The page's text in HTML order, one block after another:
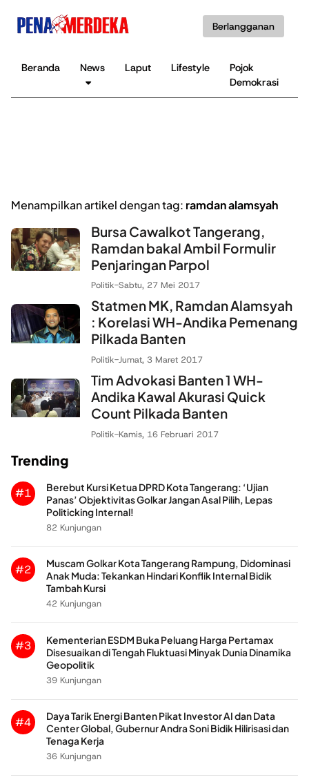
Berlangganan
Beranda News Laput Lifestyle
Pojok
Demokrasi
Menampilkan artikel dengan tag: ramdan alamsyah
Bursa Cawalkot Tangerang,
Ramdan bakal Ambil Formulir
Penjaringan Parpol
Politik-Sabtu, 27 Mei 2017
Statmen MK, Ramdan Alamsyah
: Korelasi WH-Andika Pemenang
Pilkada Banten
Politik-Jumat, 3 Maret 2017
Tim Advokasi Banten 1 WH-
Andika Kawal Akurasi Quick
Count Pilkada Banten
Politik-Kamis, 16 Februari 2017
Trending
#1
Berebut Kursi Ketua DPRD Kota Tangerang: ‘Ujian
Panas’ Objektivitas Golkar Jangan Asal Pilih, Lepas
Politicking Internal!
82 Kunjungan
#2
Muscam Golkar Kota Tangerang Rampung, Didominasi
Anak Muda: Tekankan Hindari Konflik Internal Bidik
Tambah Kursi
42 Kunjungan
#3
Kementerian ESDM Buka Peluang Harga Pertamax
Disesuaikan di Tengah Fluktuasi Minyak Dunia Dinamika
Geopolitik
39 Kunjungan
#4
Daya Tarik Energi Banten Pikat Investor AI dan Data
Center Global, Gubernur Andra Soni Bidik Hilirisasi dan
Tenaga Kerja
36 Kunjungan